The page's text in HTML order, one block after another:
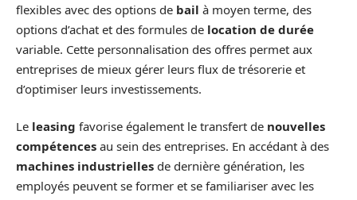
flexibles avec des options de bail à moyen terme, des
options d’achat et des formules de location de durée
variable. Cette personnalisation des offres permet aux
entreprises de mieux gérer leurs flux de trésorerie et
d’optimiser leurs investissements.
Le leasing favorise également le transfert de nouvelles
compétences au sein des entreprises. En accédant à des
machines industrielles de dernière génération, les
employés peuvent se former et se familiariser avec les